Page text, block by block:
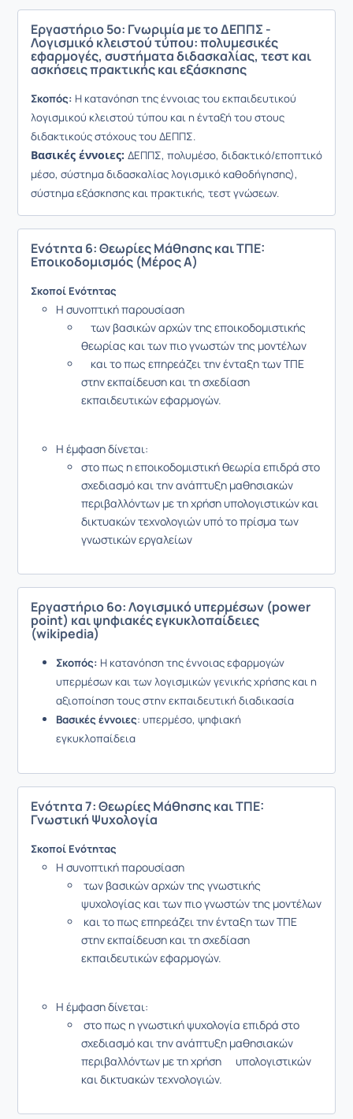
Εργαστήριο 5ο: Γνωριμία με το ΔΕΠΠΣ -
Λογισμικό κλειστού τύπου: πολυμεσικές
εφαρμογές, συστήματα διδασκαλίας, τεστ και
ασκήσεις πρακτικής και εξάσκησης
Σκοπός: Η κατανόηση της έννοιας του εκπαιδευτικού
λογισμικού κλειστού τύπου και η ένταξή του στους
διδακτικούς στόχους του ΔΕΠΠΣ.
Βασικές έννοιες: ΔΕΠΠΣ, πολυμέσο, διδακτικό/εποπτικό
μέσο, σύστημα διδασκαλίας λογισμικό καθοδήγησης),
σύστημα εξάσκησης και πρακτικής, τεστ γνώσεων.
Ενότητα 6: Θεωρίες Μάθησης και ΤΠΕ:
Εποικοδομισμός (Μέρος Α)
Σκοποί Ενότητας
Η συνοπτική παρουσίαση
των βασικών αρχών της εποικοδομιστικής
θεωρίας και των πιο γνωστών της μοντέλων
και το πως επηρεάζει την ένταξη των ΤΠΕ
στην εκπαίδευση και τη σχεδίαση
εκπαιδευτικών εφαρμογών.
Η έμφαση δίνεται:
στο πως η εποικοδομιστική θεωρία επιδρά στο
σχεδιασμό και την ανάπτυξη μαθησιακών
περιβαλλόντων με τη χρήση υπολογιστικών και
δικτυακών τεχνολογιών υπό το πρίσμα των
γνωστικών εργαλείων
Εργαστήριο 6ο: Λογισμικό υπερμέσων (power
point) και ψηφιακές εγκυκλοπαίδειες
(wikipedia)
Σκοπός: Η κατανόηση της έννοιας εφαρμογών
υπερμέσων και των λογισμικών γενικής χρήσης και η
αξιοποίηση τους στην εκπαιδευτική διαδικασία
Βασικές έννοιες: υπερμέσο, ψηφιακή
εγκυκλοπαίδεια
Ενότητα 7: Θεωρίες Μάθησης και ΤΠΕ:
Γνωστική Ψυχολογία
Σκοποί Ενότητας
Η συνοπτική παρουσίαση
των βασικών αρχών της γνωστικής
ψυχολογίας και των πιο γνωστών της μοντέλων
και το πως επηρεάζει την ένταξη των ΤΠΕ
στην εκπαίδευση και τη σχεδίαση
εκπαιδευτικών εφαρμογών.
Η έμφαση δίνεται:
στο πως η γνωστική ψυχολογία επιδρά στο
σχεδιασμό και την ανάπτυξη μαθησιακών
περιβαλλόντων με τη χρήση υπολογιστικών
και δικτυακών τεχνολογιών.